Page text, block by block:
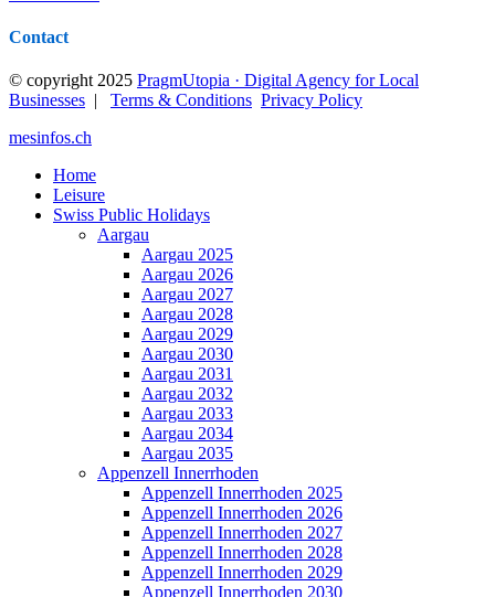
Contact
© copyright 2025 PragmUtopia · Digital Agency for Local
Businesses | Terms & Conditions Privacy Policy
mesinfos.ch
Home
Leisure
Swiss Public Holidays
Aargau
Aargau 2025
Aargau 2026
Aargau 2027
Aargau 2028
Aargau 2029
Aargau 2030
Aargau 2031
Aargau 2032
Aargau 2033
Aargau 2034
Aargau 2035
Appenzell Innerrhoden
Appenzell Innerrhoden 2025
Appenzell Innerrhoden 2026
Appenzell Innerrhoden 2027
Appenzell Innerrhoden 2028
Appenzell Innerrhoden 2029
Appenzell Innerrhoden 2030